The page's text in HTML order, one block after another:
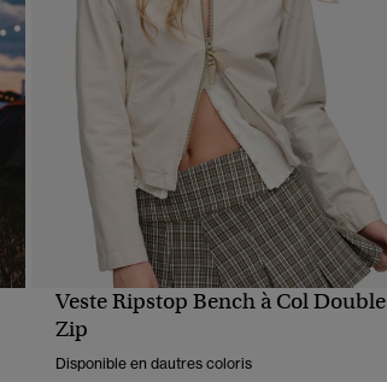
APERÇU RAPIDE
Veste Ripstop Bench à Col Double
Zip
Disponible en dautres coloris